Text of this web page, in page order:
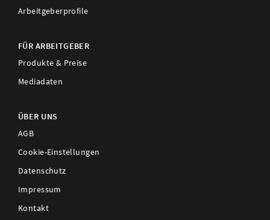
Arbeitgeberprofile
FÜR ARBEITGEBER
Produkte & Preise
Mediadaten
ÜBER UNS
AGB
Cookie-Einstellungen
Datenschutz
Impressum
Kontakt